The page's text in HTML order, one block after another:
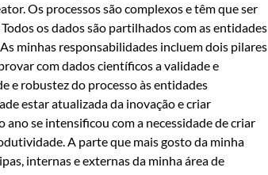
Os processos são complexos e têm que ser
os dados são partilhados com as entidades
minhas responsabilidades incluem dois pilares
com dados científicos a validade e
e robustez do processo às entidades
estar atualizada da inovação e criar
se intensificou com a necessidade de criar
A parte que mais gosto da minha
internas e externas da minha área de